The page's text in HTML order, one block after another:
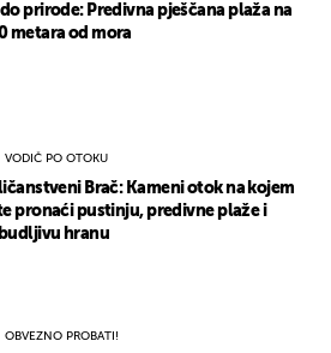
prirode: Predivna pješčana plaža na
metara od mora
VODIČ PO OTOKU
Brač: Kameni otok na kojem
pronaći pustinju, predivne plaže i
hranu
OBVEZNO PROBATI!